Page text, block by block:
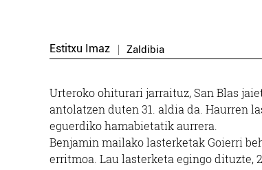
Estitxu Imaz Zaldibia
Urteroko ohiturari jarraituz, San Blas
antolatzen duten 31. aldia da. Haurren
eguerdiko hamabietatik aurrera.
Benjamin mailako lasterketak Goierri
erritmoa. Lau lasterketa egingo dituzte,